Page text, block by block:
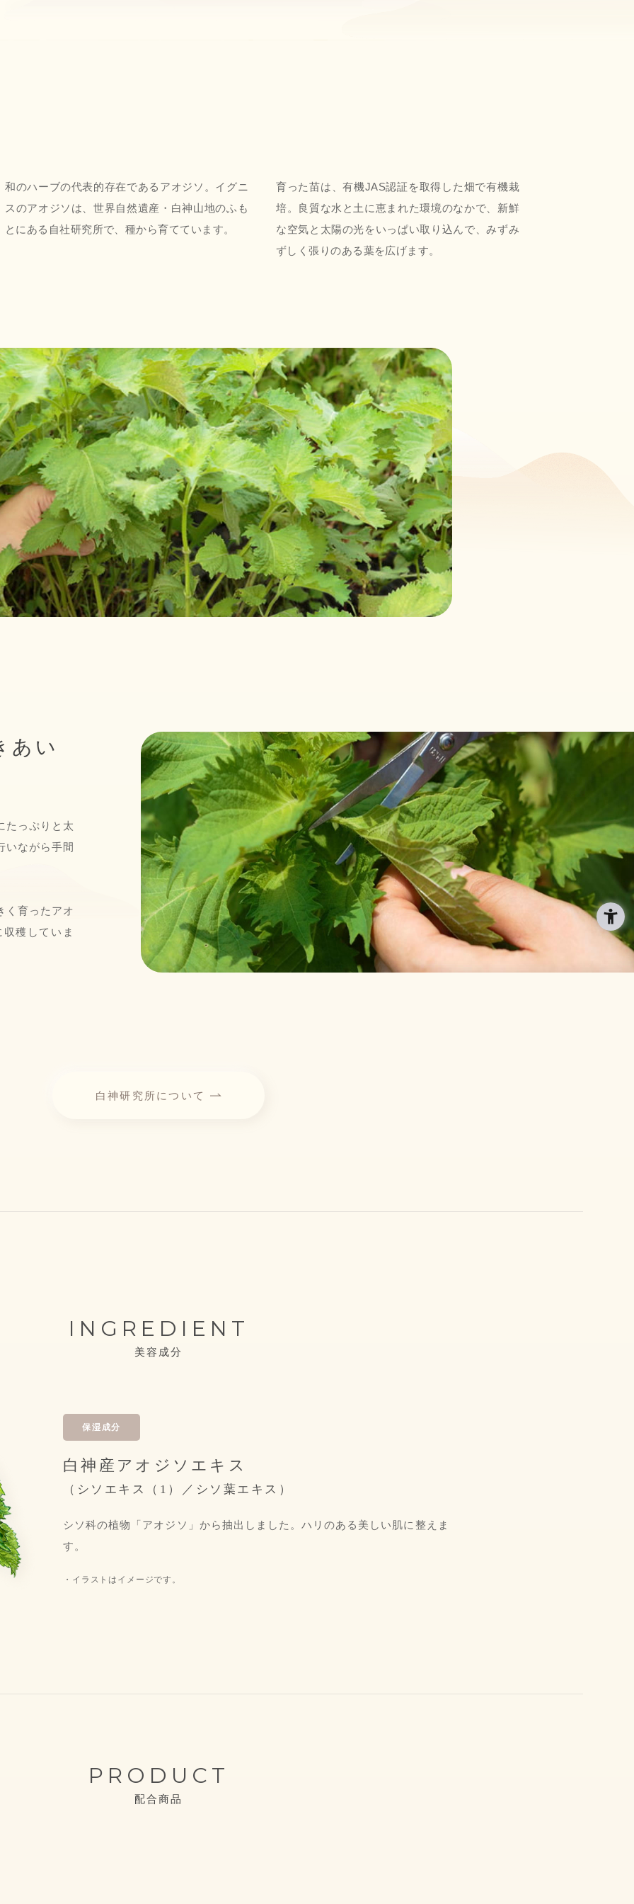
和のハーブの代表的存在であるアオジソ。イグニ
スのアオジソは、世界自然遺産・白神山地のふも
とにある自社研究所で、種から育てています。
育った苗は、有機JAS認証を取得した畑で有機栽
培。良質な水と土に恵まれた環境のなかで、新鮮
な空気と太陽の光をいっぱい取り込んで、みずみ
ずしく張りのある葉を広げます。
あい
たっぷりと太
いながら手間
く育ったアオ
穫していま
白神研究所について
INGREDIENT
美容成分
保湿成分
白神産アオジソエキス
（シソエキス（1）／シソ葉エキス）
シソ科の植物「アオジソ」から抽出しました。ハリのある美しい肌に整えま
す。
・イラストはイメージです。
PRODUCT
配合商品